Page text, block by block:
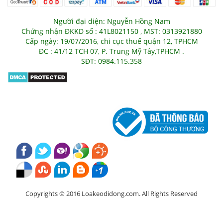
Người đại diện: Nguyễn Hồng Nam
Chứng nhận ĐKKD số : 41L8021150 , MST: 0313921880
Cấp ngày: 19/07/2016, chi cục thuế quận 12, TPHCM
ĐC : 41/12 TCH 07, P. Trung Mỹ Tây,TPHCM .
SĐT: 0984.115.358
Copyrights © 2016 Loakeodidong.com. All Rights Reserved